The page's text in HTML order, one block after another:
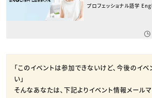
プロフェッショナル語学
「このイベントは参加できないけど、今後のイ
い」
そんなあなたは、下記よりイベント情報メール